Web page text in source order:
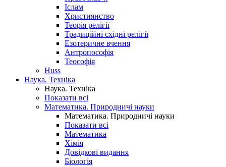
Іслам
Християнство
Теорія релігії
Традиційні східні релігії
Езотеричне вчення
Антропософія
Теософія
Huss
Наука. Техніка
Наука. Техніка
Показати всі
Математика. Природничі науки
Математика. Природничі науки
Показати всі
Математика
Хімія
Довідкові видання
Біологія